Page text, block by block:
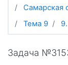
Самарская
Тема 9
Задача